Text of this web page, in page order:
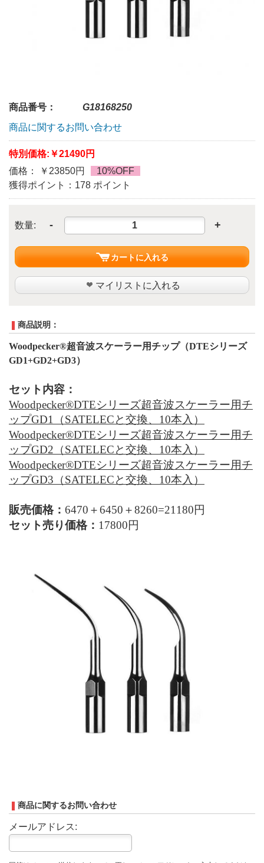
商品番号：
G18168250
商品に関するお問い合わせ
特別価格: ￥21490円
価格： ￥23850円
10%OFF
獲得ポイント：178 ポイント
数量: - +
カートに入れる
マイリストに入れる
商品説明：
Woodpecker®超音波スケーラー用チップ（DTEシリーズ
GD1+GD2+GD3）
セット内容：
Woodpecker®DTEシリーズ超音波スケーラー用チ
ップGD1（SATELECと交換、 10本入）
Woodpecker®DTEシリーズ超音波スケーラー用チ
ップGD2 （SATELECと交換、 10本入）
Woodpecker®DTEシリーズ超音波スケーラー用チ
ップGD3 （SATELECと交換、 10本入）
販売価格： 6470＋6450＋8260=21180円
セット売り価格： 17800円
商品に関するお問い合わせ
メールアドレス: